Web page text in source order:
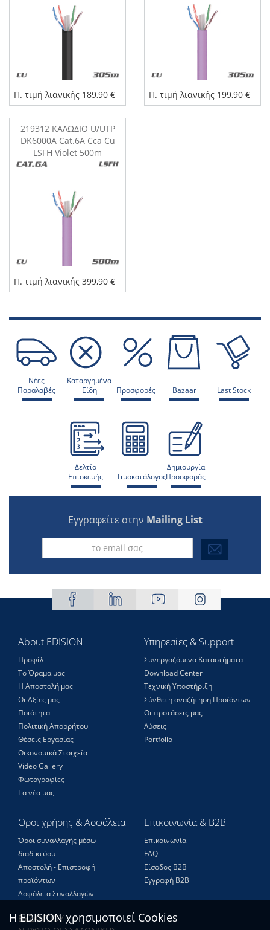
Π. τιμή λιανικής 189,90 € Π. τιμή λιανικής 199,90 €
219312 ΚΑΛΩΔΙΟ U/UTP
DK6000A Cat.6A Cca Cu
LSFH Violet 500m
Π. τιμή λιανικής 399,90 €
Νέες
Παραλαβές
Καταργημένα
Είδη
Προσφορές Bazaar Last Stock
Δελτίο
Επισκευής
Τιμοκατάλογος
Δημιουργία
Προσφοράς
Εγγραφείτε στην Mailing List
About EDISION
Προφίλ
Το Όραμα μας
Η Αποστολή μας
Οι Αξίες μας
Ποιότητα
Πολιτική Απορρήτου
Θέσεις Eργασίας
Οικονομικά Στοιχεία
Video Gallery
Φωτογραφίες
Τα νέα μας
Υπηρεσίες & Support
Συνεργαζόμενα Καταστήματα
Download Center
Τεχνική Υποστήριξη
Σύνθετη αναζήτηση Προϊόντων
Οι προτάσεις μας
Λύσεις
Portfolio
Οροι χρήσης & Ασφάλεια
Όροι συναλλαγής μέσω
διαδικτύου
Αποστολή - Επιστροφή
προϊόντων
Ασφάλεια Συναλλαγών
Επικοινωνία & B2B
Επικοινωνία
FAQ
Είσοδος Β2Β
Εγγραφή Β2Β
ΒΥΖΑΝΤΙΟΥ
Η EDISION χρησιμοποιεί Cookies